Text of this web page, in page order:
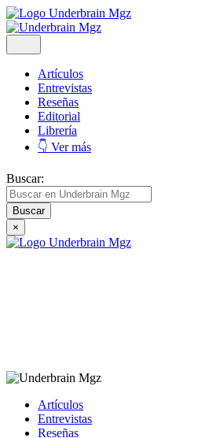
Artículos
Entrevistas
Reseñas
Editorial
Librería
👇 Ver más
Buscar:
×
Artículos
Entrevistas
Reseñas